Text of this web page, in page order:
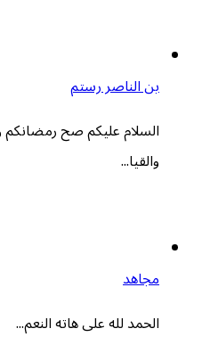
بن الناصر رستم
السلام عليكم صح رمضانكم
والقيا...
مجاهد
الحمد لله على هاته النعم...